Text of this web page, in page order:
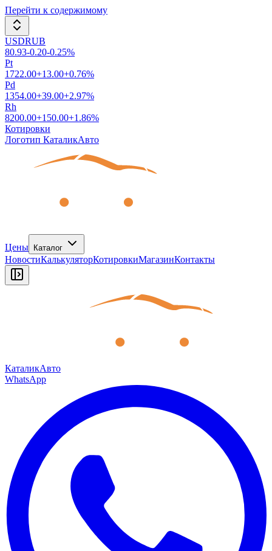
Перейти к содержимому
USDRUB
80.93-0.20-0.25%
Pt
1722.00+13.00+0.76%
Pd
1354.00+39.00+2.97%
Rh
8200.00+150.00+1.86%
Котировки
Логотип КаталикАвто
Цены Каталог
НовостиКалькуляторКотировкиМагазинКонтакты
КаталикАвто
WhatsApp